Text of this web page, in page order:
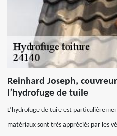
Reinhard Joseph,
l’hydrofuge de tuile
L’hydrofuge de tuile est
matériaux sont très appréciés par les